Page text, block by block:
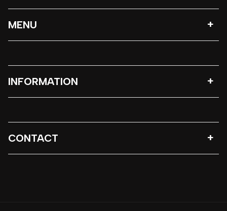
MENU
INFORMATION
CONTACT